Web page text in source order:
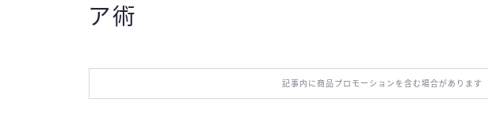
ふるさと納税
ア術
記事内に商品プロモーションを含む場合があります